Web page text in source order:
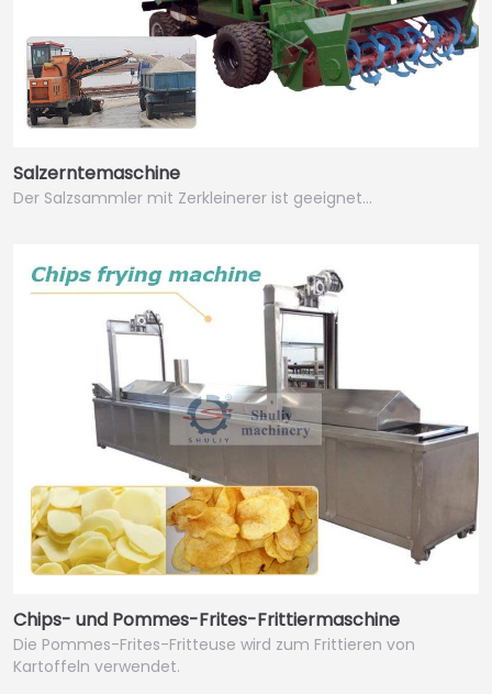
Salzerntemaschine
Der Salzsammler mit Zerkleinerer ist geeignet…
Chips- und Pommes-Frites-Frittiermaschine
Die Pommes-Frites-Fritteuse wird zum Frittieren von
Kartoffeln verwendet.